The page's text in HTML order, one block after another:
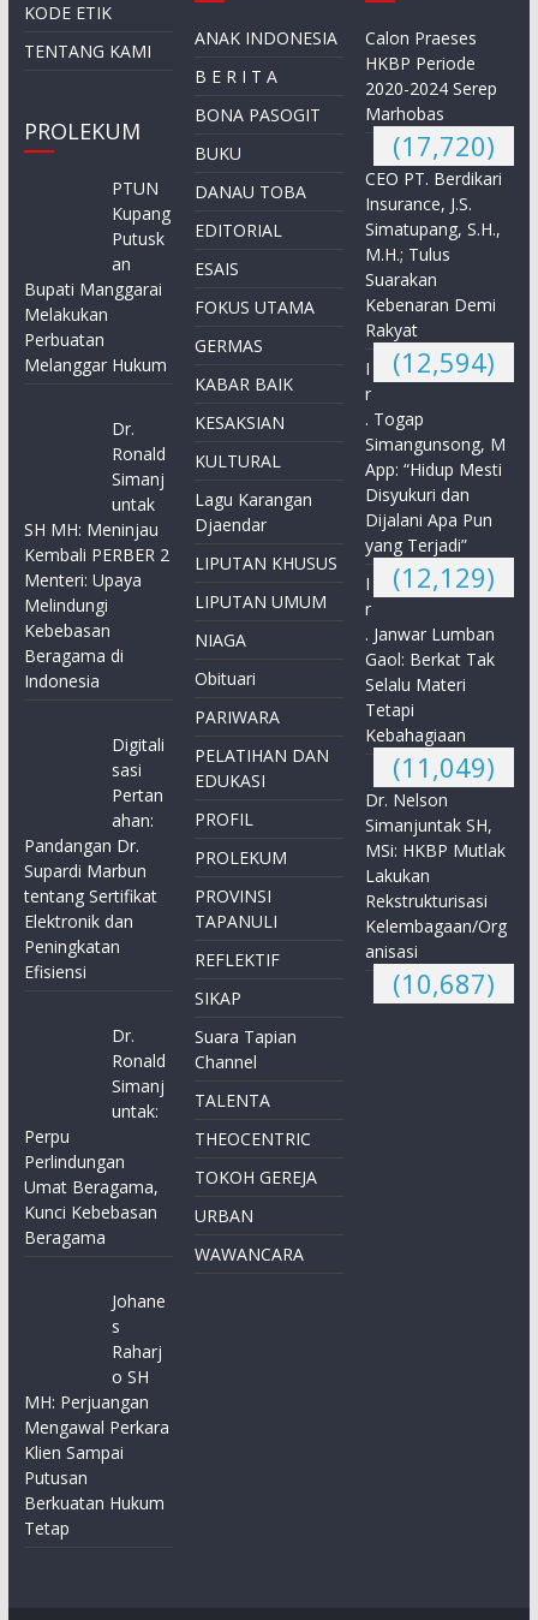
KODE ETIK
TENTANG KAMI
PROLEKUM
PTUN
Kupang
Putusk
an
Bupati Manggarai
Melakukan
Perbuatan
Melanggar Hukum
Dr.
Ronald
Simanj
untak
SH MH: Meninjau
Kembali PERBER 2
Menteri: Upaya
Melindungi
Kebebasan
Beragama di
Indonesia
Digitali
sasi
Pertan
ahan:
Pandangan Dr.
Supardi Marbun
tentang Sertifikat
Elektronik dan
Peningkatan
Efisiensi
Dr.
Ronald
Simanj
untak:
Perpu
Perlindungan
Umat Beragama,
Kunci Kebebasan
Beragama
Johane
s
Raharj
o SH
MH: Perjuangan
Mengawal Perkara
Klien Sampai
Putusan
Berkuatan Hukum
Tetap
ANAK INDONESIA
B E R I T A
BONA PASOGIT
BUKU
DANAU TOBA
EDITORIAL
ESAIS
FOKUS UTAMA
GERMAS
KABAR BAIK
KESAKSIAN
KULTURAL
Lagu Karangan
Djaendar
LIPUTAN KHUSUS
LIPUTAN UMUM
NIAGA
Obituari
PARIWARA
PELATIHAN DAN
EDUKASI
PROFIL
PROLEKUM
PROVINSI
TAPANULI
REFLEKTIF
SIKAP
Suara Tapian
Channel
TALENTA
THEOCENTRIC
TOKOH GEREJA
URBAN
WAWANCARA
Calon Praeses
HKBP Periode
2020-2024 Serep
Marhobas
(17,720)
CEO PT. Berdikari
Insurance, J.S.
Simatupang, S.H.,
M.H.; Tulus
Suarakan
Kebenaran Demi
Rakyat
(12,594)
I
r
. Togap
Simangunsong, M
App: “Hidup Mesti
Disyukuri dan
Dijalani Apa Pun
yang Terjadi”
(12,129)
I
r
. Janwar Lumban
Gaol: Berkat Tak
Selalu Materi
Tetapi
Kebahagiaan
(11,049)
Dr. Nelson
Simanjuntak SH,
MSi: HKBP Mutlak
Lakukan
Rekstrukturisasi
Kelembagaan/Org
anisasi
(10,687)